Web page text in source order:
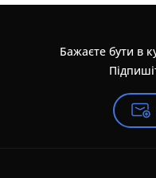
Бажаєте бути в